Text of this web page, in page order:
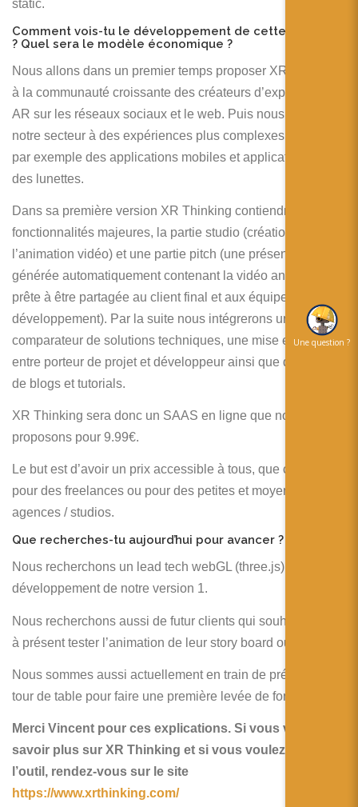
static.
Comment vois-tu le développement de cette solution
? Quel sera le modèle économique ?
Nous allons dans un premier temps proposer XR Thinking
à la communauté croissante des créateurs d’expérience de
AR sur les réseaux sociaux et le web. Puis nous élargirons
notre secteur à des expériences plus complexes comme
par exemple des applications mobiles et applications sur
des lunettes.
Dans sa première version XR Thinking contiendra deux
fonctionnalités majeures, la partie studio (création de
l’animation vidéo) et une partie pitch (une présentation
générée automatiquement contenant la vidéo animée,
prête à être partagée au client final et aux équipes de
développement). Par la suite nous intégrerons un
comparateur de solutions techniques, une mise en relation
entre porteur de projet et développeur ainsi que des séries
de blogs et tutorials.
XR Thinking sera donc un SAAS en ligne que nous
proposons pour 9.99€.
Le but est d’avoir un prix accessible à tous, que ce soit
pour des freelances ou pour des petites et moyennes
agences / studios.
Que recherches-tu aujourd’hui pour avancer ?
Nous recherchons un lead tech webGL (three.js) pour le
développement de notre version 1.
Nous recherchons aussi de futur clients qui souhaitent dès
à présent tester l’animation de leur story board ou design.
Nous sommes aussi actuellement en train de préparer un
tour de table pour faire une première levée de fonds.
Merci Vincent pour ces explications. Si vous voulez en
savoir plus sur XR Thinking et si vous voulez tester
l’outil, rendez-vous sur le site
https://www.xrthinking.com/
Une question ?